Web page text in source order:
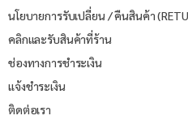
นโยบายการรับเปลี่ยน / คืนสินค้า
คลิกและรับสินค้าที่ร้าน
ช่องทางการชำระเงิน
แจ้งชำระเงิน
ติดต่อเรา